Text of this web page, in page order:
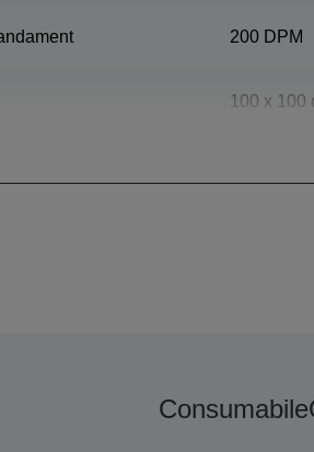
200 DPM
100 x 100
Consumabile